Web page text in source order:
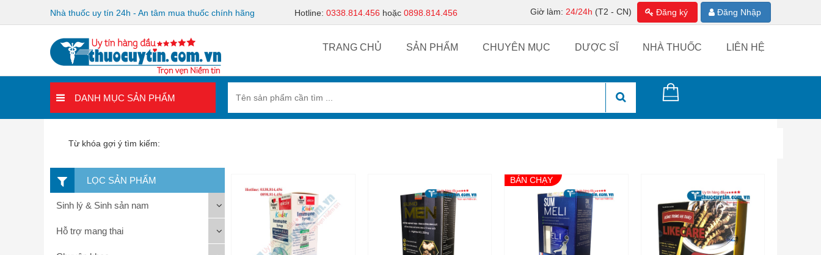
Nhà thuốc uy tín 24h - An tâm mua thuốc chính hãng Hotline: 0338.814.456 hoặc 0898.814.456 Giờ làm: 24/24h (T2 - CN) Đăng ký Đăng Nhập
TRANG CHỦ SẢN PHẨM CHUYÊN MỤC DƯỢC SĨ NHÀ THUỐC LIÊN HỆ
DANH MỤC SẢN PHẨM
Từ khóa gợi ý tìm kiếm:
LỌC SẢN PHẨM
Sinh lý & Sinh sản nam
Hỗ trợ mang thai
BÁN CHẠY